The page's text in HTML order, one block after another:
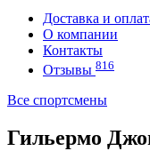
Доставка и
О компании
Контакты
Отзывы 816
Все спортсмены
Гильермо